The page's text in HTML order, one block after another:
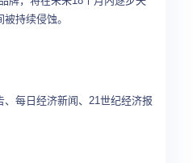
持续侵蚀。
、每日经济新闻、21世纪经济报